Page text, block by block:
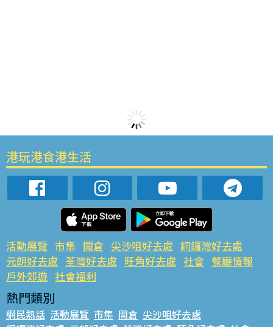
港玩港食港生活
活動展覽 市集 開倉 尖沙咀好去處 銅鑼灣好去處
元朗好去處 荃灣好去處 旺角好去處 社會 餐廳情報
戶外郊遊 社會福利
熱門類別
網民熱話 活動展覽 市集 開倉 尖沙咀好去處